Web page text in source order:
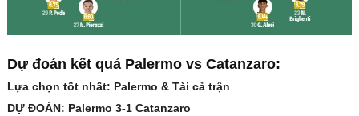
Dự đoán kết quả Palermo vs Catanzaro:
Lựa chọn tốt nhất: Palermo & Tài cả trận
DỰ ĐOÁN: Palermo 3-1 Catanzaro